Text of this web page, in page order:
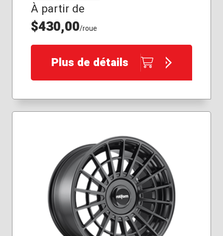
À partir de
$430,00/roue
Plus de détails